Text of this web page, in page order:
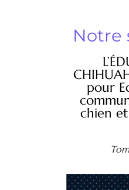
Notre
pour
chien